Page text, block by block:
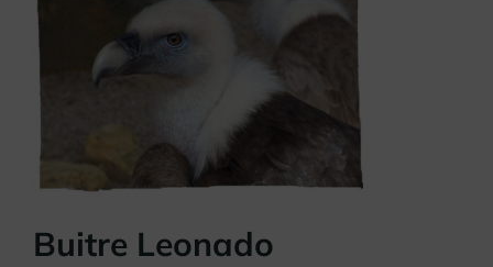
Buitre Leonado